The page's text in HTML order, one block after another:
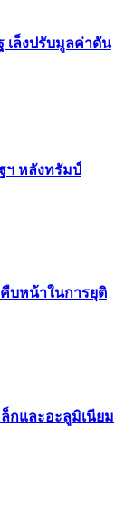
เล็งปรับมูลค่าดัน
หลังทรัมป์
บหน้าในการยุติ
กและอะลูมิเนียม